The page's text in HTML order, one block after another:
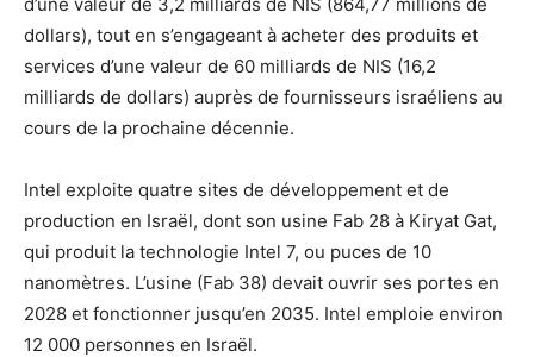
dollars), tout en s’engageant à acheter des produits et
services d’une valeur de 60 milliards de NIS (16,2
milliards de dollars) auprès de fournisseurs israéliens au
cours de la prochaine décennie.
Intel exploite quatre sites de développement et de
production en Israël, dont son usine Fab 28 à Kiryat Gat,
qui produit la technologie Intel 7, ou puces de 10
nanomètres. L’usine (Fab 38) devait ouvrir ses portes en
2028 et fonctionner jusqu’en 2035. Intel emploie environ
12 000 personnes en Israël.